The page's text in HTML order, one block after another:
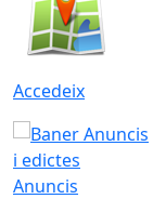
Accedeix
Anuncis